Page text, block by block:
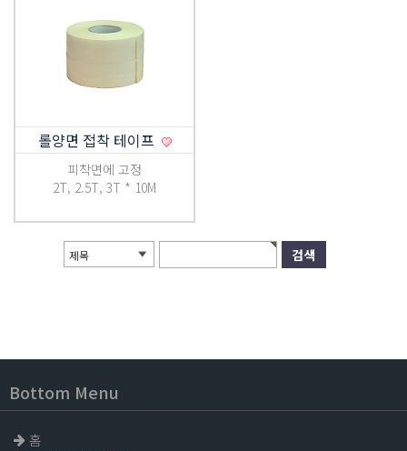
롤양면 접착 테이프
피착면에 고정
2T, 2.5T, 3T * 10M
제목
Bottom Menu
홈